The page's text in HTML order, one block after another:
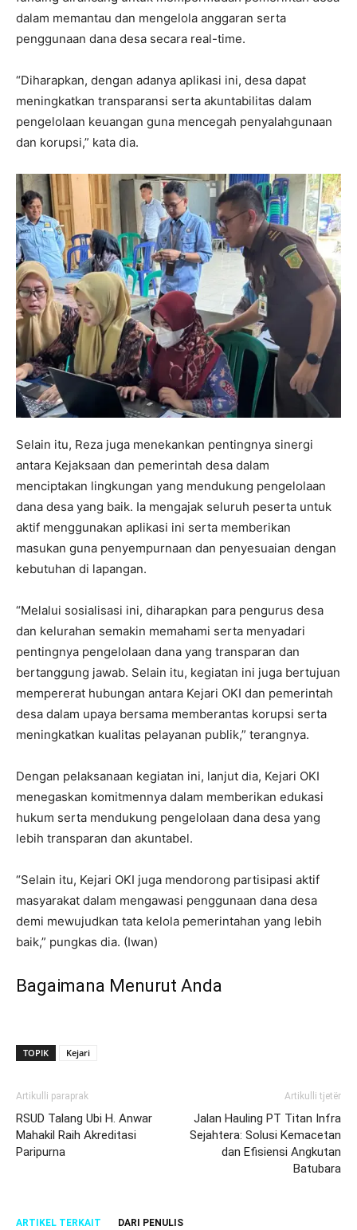
dalam memantau dan mengelola anggaran serta
penggunaan dana desa secara real-time.
“Diharapkan, dengan adanya aplikasi ini, desa dapat
meningkatkan transparansi serta akuntabilitas dalam
pengelolaan keuangan guna mencegah penyalahgunaan
dan korupsi,” kata dia.
Selain itu, Reza juga menekankan pentingnya sinergi
antara Kejaksaan dan pemerintah desa dalam
menciptakan lingkungan yang mendukung pengelolaan
dana desa yang baik. Ia mengajak seluruh peserta untuk
aktif menggunakan aplikasi ini serta memberikan
masukan guna penyempurnaan dan penyesuaian dengan
kebutuhan di lapangan.
“Melalui sosialisasi ini, diharapkan para pengurus desa
dan kelurahan semakin memahami serta menyadari
pentingnya pengelolaan dana yang transparan dan
bertanggung jawab. Selain itu, kegiatan ini juga bertujuan
mempererat hubungan antara Kejari OKI dan pemerintah
desa dalam upaya bersama memberantas korupsi serta
meningkatkan kualitas pelayanan publik,” terangnya.
Dengan pelaksanaan kegiatan ini, lanjut dia, Kejari OKI
menegaskan komitmennya dalam memberikan edukasi
hukum serta mendukung pengelolaan dana desa yang
lebih transparan dan akuntabel.
“Selain itu, Kejari OKI juga mendorong partisipasi aktif
masyarakat dalam mengawasi penggunaan dana desa
demi mewujudkan tata kelola pemerintahan yang lebih
baik,” pungkas dia. (Iwan)
Bagaimana Menurut Anda
TOPIK Kejari
Artikulli paraprak
RSUD Talang Ubi H. Anwar
Mahakil Raih Akreditasi
Paripurna
Artikulli tjetër
Jalan Hauling PT Titan Infra
Sejahtera: Solusi Kemacetan
dan Efisiensi Angkutan
Batubara
ARTIKEL TERKAIT DARI PENULIS